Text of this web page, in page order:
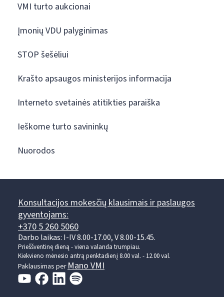
VMI turto aukcionai
Įmonių VDU palyginimas
STOP šešėliui
Krašto apsaugos ministerijos informacija
Interneto svetainės atitikties paraiška
Ieškome turto savininkų
Nuorodos
Konsultacijos mokesčių klausimais ir paslaugos
gyventojams:
+370 5 260 5060
Darbo laikas: I-IV 8.00-17.00, V 8.00-15.45.
Prieššventinę dieną - viena valanda trumpiau.
Kiekvieno mėnesio antrą penktadienį 8.00 val. - 12.00 val.
Paklausimas perMano VMI